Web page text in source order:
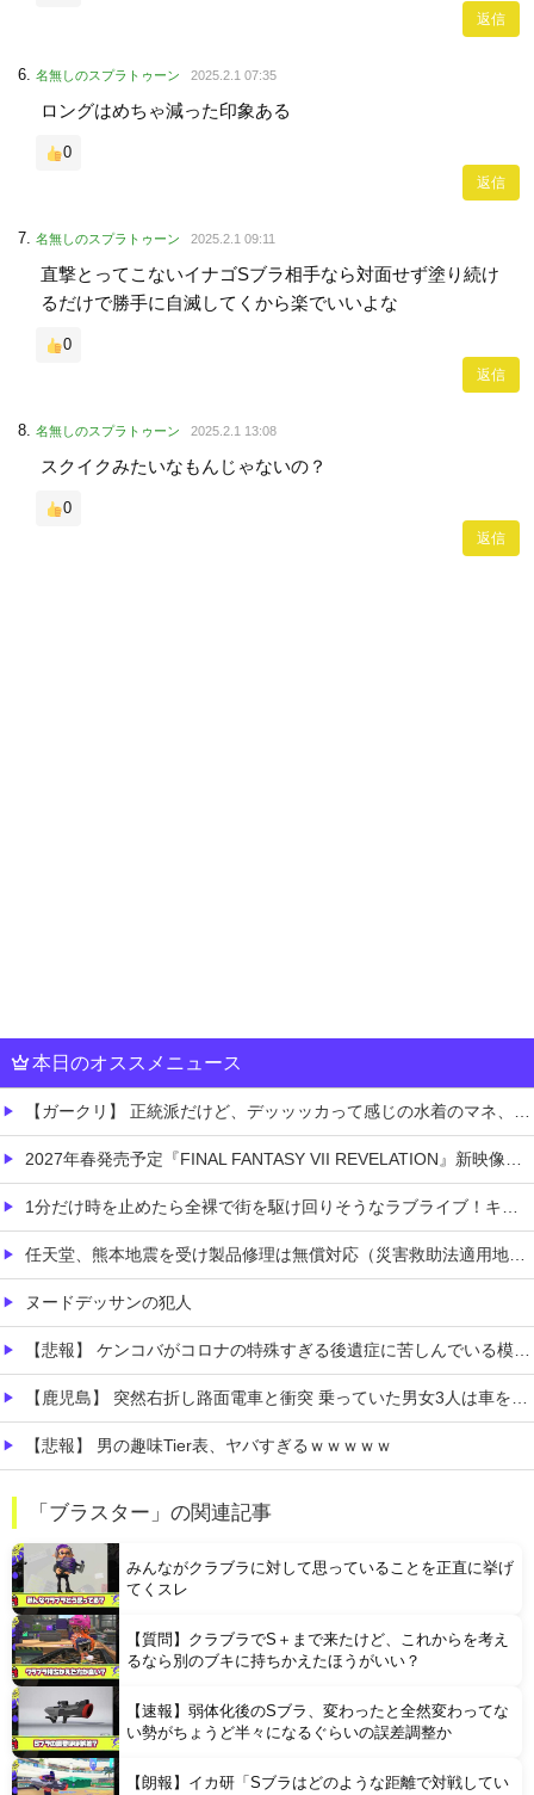
返信
名無しのスプラトゥーン 2025.2.1 07:35
ロングはめちゃ減った印象ある
0
返信
名無しのスプラトゥーン 2025.2.1 09:11
直撃とってこないイナゴSブラ相手なら対面せず塗り続け
るだけで勝手に自滅してくから楽でいいよな
0
返信
名無しのスプラトゥーン 2025.2.1 13:08
スクイクみたいなもんじゃないの？
0
返信
本日のオススメニュース
【ガークリ】 正統派だけど、デッッッカって感じの水着のマネ、ラファエ口、セッシュウへの反応！！！
2027年春発売予定『FINAL FANTASY VII REVELATION』新映像が「gamescom Opening Night Live」で公開！8/26 午前3時配信予定
1分だけ時を止めたら全裸で街を駆け回りそうなラブライブ！キャラ
任天堂、熊本地震を受け製品修理は無償対応（災害救助法適用地域）
ヌードデッサンの犯人
【悲報】 ケンコバがコロナの特殊すぎる後遺症に苦しんでいる模様…お前らの周りにもこんな奴いる？
【鹿児島】 突然右折し路面電車と衝突 乗っていた男女3人は車を放置しダッシュで逃走中
【悲報】 男の趣味Tier表、ヤバすぎるｗｗｗｗｗ
【熊本地震】 発生後に居酒屋店内から温泉が吹き出す ← これ前触れじゃね？
Powered by livedoor 相互RSS
「ブラスター」の関連記事
みんながクラブラに対して思っていることを正直に挙げ
てくスレ
【質問】クラブラでS＋まで来たけど、これからを考え
るなら別のブキに持ちかえたほうがいい？
【速報】弱体化後のSブラ、変わったと全然変わってな
い勢がちょうど半々になるぐらいの誤差調整か
【朗報】イカ研「Sブラはどのような距離で対戦してい